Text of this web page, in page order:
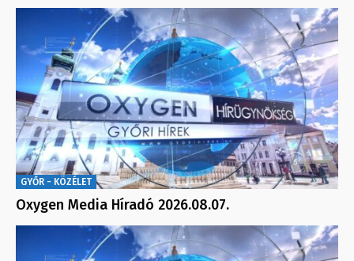
GYŐR - KÖZÉLET
Oxygen Media Híradó 2026.08.07.